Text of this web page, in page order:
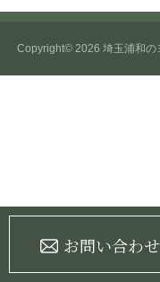
Copyright© 2026 埼玉浦和の
お問い合わせ